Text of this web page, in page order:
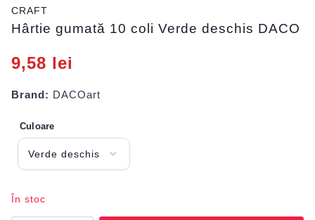
CRAFT
Hârtie gumată 10 coli Verde deschis DACO
9,58 lei
Brand: DACOart
Culoare
În stoc